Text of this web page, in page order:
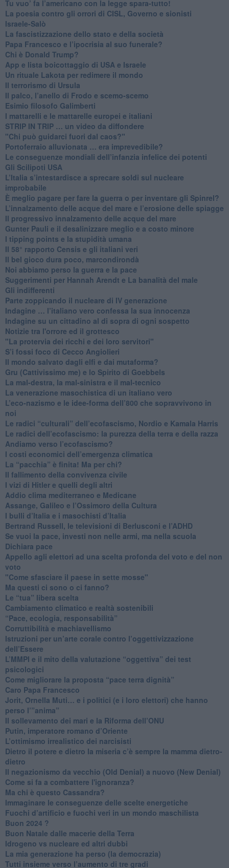
Tu vuo’ fa l’americano con la legge spara-tutto!
La poesia contro gli orrori di CISL, Governo e sionisti
Israele-Salò
​La fascistizzazione dello stato e della società
Papa Francesco e l’ipocrisia al suo funerale?
​Chi è Donald Trump?
App e lista boicottaggio di USA e Israele
​Un rituale Lakota per redimere il mondo
Il terrorismo di Ursula
​Il palco, l’anello di Frodo e scemo-scemo
Esimio filosofo Galimberti
​I mattarelli e le mattarelle europei e italiani
​STRIP IN TRIP … un video da diffondere
"Chi può guidarci fuori dal caos?"
​Portoferraio alluvionata … era imprevedibile?
Le conseguenze mondiali dell’infanzia infelice dei potenti
​Gli Scilipoti USA
L’Italia s’intestardisce a sprecare soldi sul nucleare
improbabile
È meglio pagare per fare la guerra o per inventare gli Spinrel?
​L’innalzamento delle acque del mare e l’erosione delle spiagge
​Il progressivo innalzamento delle acque del mare
​Gunter Pauli e il desalinizzare meglio e a costo minore
I tipping points e la stupidità umana
​Il 58° rapporto Censis e gli italiani veri
​Il bel gioco dura poco, marcondirondà
Noi abbiamo perso la guerra e la pace
Suggerimenti per Hannah Arendt e La banalità del male
​Gli indifferenti
Parte zoppicando il nucleare di IV generazione
​Indagine … l’italiano vero confessa la sua innocenza
Indagine su un cittadino al di sopra di ogni sospetto
Notizie tra l'orrore ed il grottesco
"La protervia dei ricchi e dei loro servitori"
S’i fossi foco di Cecco Angiolieri
​Il mondo salvato dagli elfi e dai mutaforma?
Gru (Cattivissimo me) e lo Spirito di Goebbels
​La mal-destra, la mal-sinistra e il mal-tecnico
​La venerazione masochistica di un italiano vero
​L’eco-nazismo e le idee-forma dell’800 che sopravvivono in
noi
​Le radici “culturali” dell’ecofascismo, Nordio e Kamala Harris
Le radici dell’ecofascismo: la purezza della terra e della razza
Andiamo verso l’ecofascismo?
I costi economici dell’emergenza climatica
​La “pacchia” è finita! Ma per chi?
​Il fallimento della convivenza civile
​I vizi di Hitler e quelli degli altri
Addio clima mediterraneo e Medicane
​Assange, Galileo e l’Ossimoro della Cultura
​I bulli d’Italia e i masochisti d’Italia
​Bertrand Russell, le televisioni di Berlusconi e l’ADHD
​Se vuoi la pace, investi non nelle armi, ma nella scuola
​Dichiara pace
​Appello agli elettori ad una scelta profonda del voto e del non
voto
"Come sfasciare il paese in sette mosse"
​Ma questi ci sono o ci fanno?
​Le “tua” libera scelta
Cambiamento climatico e realtà sostenibili
“Pace, ecologia, responsabilità”
​Corruttibilità e machiavellismo
Istruzioni per un’arte corale contro l’oggettivizzazione
dell’Essere
​L’MMPI e il mito della valutazione “oggettiva” dei test
psicologici
Come migliorare la proposta “pace terra dignità”
Caro Papa Francesco
​Jorit, Ornella Muti… e i politici (e i loro elettori) che hanno
perso l’”anima”
​Il sollevamento dei mari e la Riforma dell’ONU
Putin, imperatore romano d’Oriente
​L’ottimismo irrealistico dei narcisisti
​Dietro il potere e dietro la miseria c’è sempre la mamma dietro-
dietro
Il negazionismo da vecchio (Old Denial) a nuovo (New Denial)
Come si fa a combattere l'ignoranza?
Ma chi è questo Cassandra?
Immaginare le conseguenze delle scelte energetiche
​Fuochi d’artificio e fuochi veri in un mondo maschilista
Buon 2024 ?
​Buon Natale dalle macerie della Terra
​Idrogeno vs nucleare ed altri dubbi
​La mia generazione ha perso (la democrazia)
​Tutti insieme verso l’aumento di tre gradi